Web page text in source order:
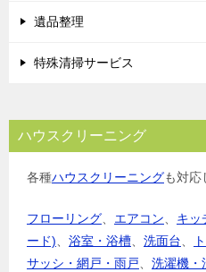
遺品整理
特殊清掃サービス
ハウスクリーニング
各種ハウスクリーニングも対応
フローリング エアコン キッ
ード)
浴室・浴槽 洗面台
サッシ・網戸・雨戸
洗濯機・